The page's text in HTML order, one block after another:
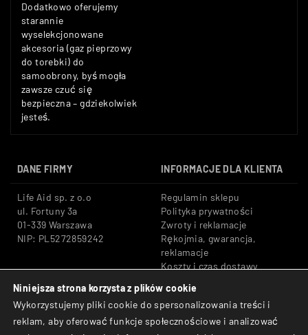
Dodatkowo oferujemy
starannie
wyselekcjonowane
akcesoria (gaz pieprzowy
do torebki) do
samoobrony, byś mogła
zawsze czuć się
bezpieczna – gdziekolwiek
jesteś.
DANE FIRMY INFORMACJE DLA KLIENTA
Life Aid sp. z o.o
ul. Fortuny 3a
01-339 Warszawa
NIP: PL5272859242
Regulamin sklepu
Polityka prywatności
Zwroty i reklamacje
Rękojmia, gwarancja,
reklamacje
Koszty i czas dostawy
Tel: +48 533 666 776
E-mail: shop@lifeaid.pl
Bezpieczne płatności:
Przelewy24, BLIK, Karty
płatnicze
Niniejsza strona korzysta z plików cookie
Wykorzystujemy pliki cookie do spersonalizowania treści i
reklam, aby oferować funkcje społecznościowe i analizować